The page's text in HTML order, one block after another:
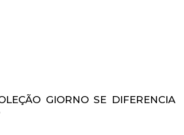
GIORNO SE DIFERENCIA